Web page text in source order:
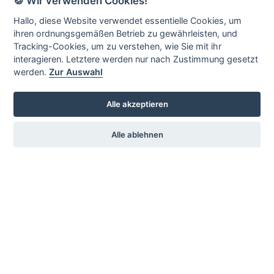
Impressum
Service
Vermietung
Deutsch
Englisch
Hallo, diese Website verwendet essentielle Cookies, um
ihren ordnungsgemäßen Betrieb zu gewährleisten, und
Tracking-Cookies, um zu verstehen, wie Sie mit ihr
interagieren. Letztere werden nur nach Zustimmung gesetzt
werden.Zur Auswahl
Alle akzeptieren
Alle ablehnen